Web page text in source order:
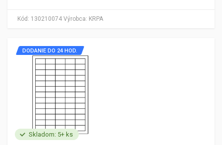
Kód: 130210074 Výrobca: KRPA
Skladom: 5+ ks
DODANIE DO 24 HOD.